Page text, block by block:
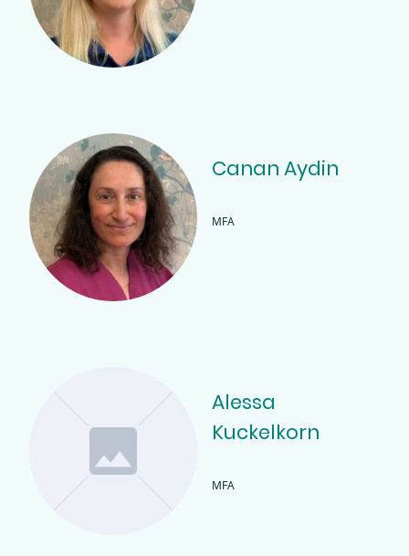
Canan Aydin
MFA
Alessa
Kuckelkorn
MFA